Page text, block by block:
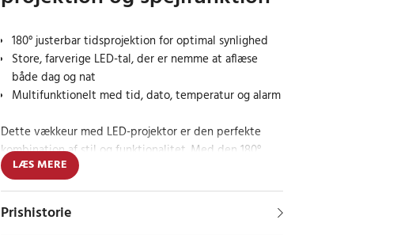
180° justerbar tidsprojektion for optimal synlighed
Store, farverige LED-tal, der er nemme at aflæse
både dag og nat
Multifunktionelt med tid, dato, temperatur og alarm
Dette vækkeur med LED-projektor er den perfekte
kombination af stil og funktionalitet. Med den 180°
justerbare projektion kan du nemt se tiden på væggen
eller i loftet uden at skulle dreje hovedet. Uret har
også et stort og tydeligt LED-display, der viser tiden i
farver, hvilket giver det et moderne og æstetisk
LÆS MERE
Prishistorie